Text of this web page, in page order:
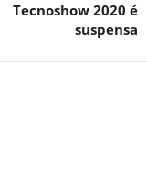
Tecnoshow 2020 é
suspensa